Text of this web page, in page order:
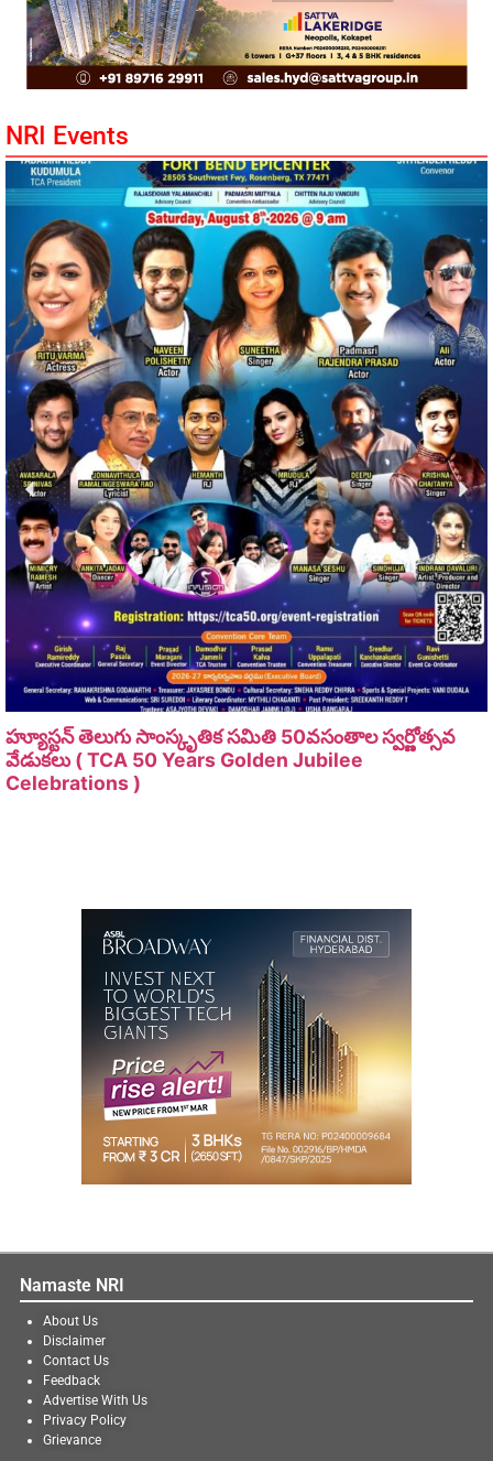
NRI Events
హ్యూస్టన్ తెలుగు సాంస్కృతిక సమితి 50వసంతాల స్వర్ణోత్సవ
వేడుకలు ( TCA 50 Years Golden Jubilee
Celebrations )
Namaste NRI
About Us
Disclaimer
Contact Us
Feedback
Advertise With Us
Privacy Policy
Grievance